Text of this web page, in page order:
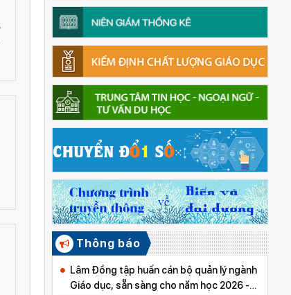
Thông báo
Lâm Đồng tập huấn cán bộ quản lý ngành
Giáo dục, sẵn sàng cho năm học 2026 -